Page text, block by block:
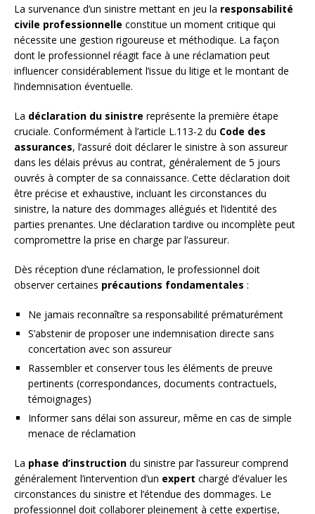
La survenance d’un sinistre mettant en jeu la responsabilité
civile professionnelle constitue un moment critique qui
nécessite une gestion rigoureuse et méthodique. La façon
dont le professionnel réagit face à une réclamation peut
influencer considérablement l’issue du litige et le montant de
l’indemnisation éventuelle.
La déclaration du sinistre représente la première étape
cruciale. Conformément à l’article L.113-2 du Code des
assurances, l’assuré doit déclarer le sinistre à son assureur
dans les délais prévus au contrat, généralement de 5 jours
ouvrés à compter de sa connaissance. Cette déclaration doit
être précise et exhaustive, incluant les circonstances du
sinistre, la nature des dommages allégués et l’identité des
parties prenantes. Une déclaration tardive ou incomplète peut
compromettre la prise en charge par l’assureur.
Dès réception d’une réclamation, le professionnel doit
observer certaines précautions fondamentales :
Ne jamais reconnaître sa responsabilité prématurément
S’abstenir de proposer une indemnisation directe sans
concertation avec son assureur
Rassembler et conserver tous les éléments de preuve
pertinents (correspondances, documents contractuels,
témoignages)
Informer sans délai son assureur, même en cas de simple
menace de réclamation
La phase d’instruction du sinistre par l’assureur comprend
généralement l’intervention d’un expert chargé d’évaluer les
circonstances du sinistre et l’étendue des dommages. Le
professionnel doit collaborer pleinement à cette expertise,